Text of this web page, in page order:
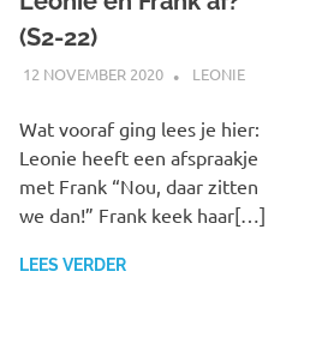
(S2-22)
12 NOVEMBER 2020 MARJOLEIN
LEONIE
Wat vooraf ging lees je hier:
Leonie heeft een afspraakje
met Frank “Nou, daar zitten
we dan!” Frank keek haar[…]
LEES VERDER